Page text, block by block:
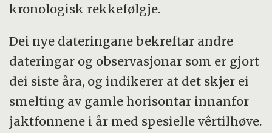
kronologisk rekkefølgje.
Dei nye dateringane bekreftar andre
dateringar og observasjonar som er gjort
dei siste åra, og indikerer at det skjer ei
smelting av gamle horisontar innanfor
jaktfonnene i år med spesielle vêrtilhøve.